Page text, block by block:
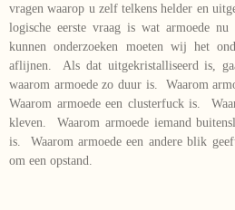
vragen waarop u zelf telkens helder en
logische eerste vraag is wat armoede
kunnen onderzoeken moeten wij het
aflijnen. Als dat uitgekristalliseerd is,
waarom armoede zo duur is. Waarom
Waarom armoede een clusterfuck is.
kleven. Waarom armoede iemand
is. Waarom armoede een andere blik
om een opstand.